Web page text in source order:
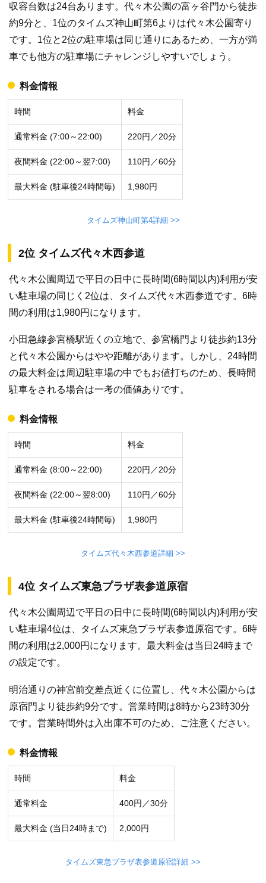
収容台数は24台あります。代々木公園の富ヶ谷門から徒歩
約9分と、1位のタイムズ神山町第6よりは代々木公園寄り
です。1位と2位の駐車場は同じ通りにあるため、一方が満
車でも他方の駐車場にチャレンジしやすいでしょう。
料金情報
時間 料金
通常料金 (7:00～22:00) 220円／20分
夜間料金 (22:00～翌7:00) 110円／60分
最大料金 (駐車後24時間毎) 1,980円
タイムズ神山町第4詳細 >>
2位 タイムズ代々木西参道
代々木公園周辺で平日の日中に長時間(6時間以内)利用が安
い駐車場の同じく2位は、タイムズ代々木西参道です。6時
間の利用は1,980円になります。
小田急線参宮橋駅近くの立地で、参宮橋門より徒歩約13分
と代々木公園からはやや距離があります。しかし、24時間
の最大料金は周辺駐車場の中でもお値打ちのため、長時間
駐車をされる場合は一考の価値ありです。
料金情報
時間 料金
通常料金 (8:00～22:00) 220円／20分
夜間料金 (22:00～翌8:00) 110円／60分
最大料金 (駐車後24時間毎) 1,980円
タイムズ代々木西参道詳細 >>
4位 タイムズ東急プラザ表参道原宿
代々木公園周辺で平日の日中に長時間(6時間以内)利用が安
い駐車場4位は、タイムズ東急プラザ表参道原宿です。6時
間の利用は2,000円になります。最大料金は当日24時まで
の設定です。
明治通りの神宮前交差点近くに位置し、代々木公園からは
原宿門より徒歩約9分です。営業時間は8時から23時30分
です。営業時間外は入出庫不可のため、ご注意ください。
料金情報
時間 料金
通常料金 400円／30分
最大料金 (当日24時まで) 2,000円
タイムズ東急プラザ表参道原宿詳細 >>